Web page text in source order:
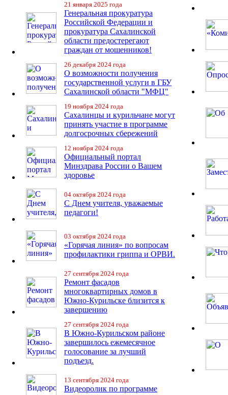
21 января 2025 года
Генеральная прокуратура
Российской Федерации и
прокуратура Сахалинской
области предостерегают
граждан от мошенников!
26 декабря 2024 года
О возможности получения
государственной услуги в ГБУ
Сахалинской области "МФЦ"
19 ноября 2024 года
Сахалинцы и курильчане могут
принять участие в программе
долгосрочных сбережений
12 ноября 2024 года
Официальный портал
Минздрава России о Вашем
здоровье
04 октября 2024 года
С Днем учителя, уважаемые
педагоги!
03 октября 2024 года
«Горячая линия» по вопросам
профилактики гриппа и ОРВИ.
27 сентября 2024 года
Ремонт фасадов
многоквартирных домов в
Южно-Курильске близится к
завершению
27 сентября 2024 года
В Южно-Курильском районе
завершилось ежемесячное
голосование за лучший
подъезд.
13 сентября 2024 года
Видеоролик по программе